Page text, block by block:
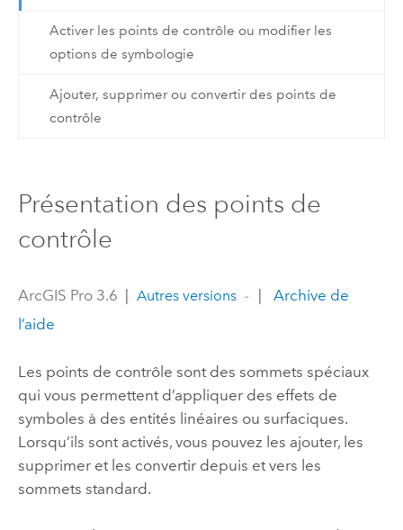
Activer les points de contrôle ou modifier les
options de symbologie
Ajouter, supprimer ou convertir des points de
contrôle
Présentation des points de
contrôle
ArcGIS Pro 3.6 Autres versions
Archive de
l’aide
Les points de contrôle sont des sommets spéciaux
qui vous permettent d’appliquer des effets de
symboles à des entités linéaires ou surfaciques.
Lorsqu’ils sont activés, vous pouvez les ajouter, les
supprimer et les convertir depuis et vers les
sommets standard.